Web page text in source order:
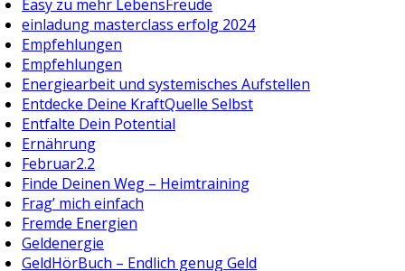
Easy zu mehr LebensFreude
einladung masterclass erfolg 2024
Empfehlungen
Empfehlungen
Energiearbeit und systemisches Aufstellen
Entdecke Deine KraftQuelle Selbst
Entfalte Dein Potential
Ernährung
Februar2.2
Finde Deinen Weg – Heimtraining
Frag’ mich einfach
Fremde Energien
Geldenergie
GeldHörBuch – Endlich genug Geld